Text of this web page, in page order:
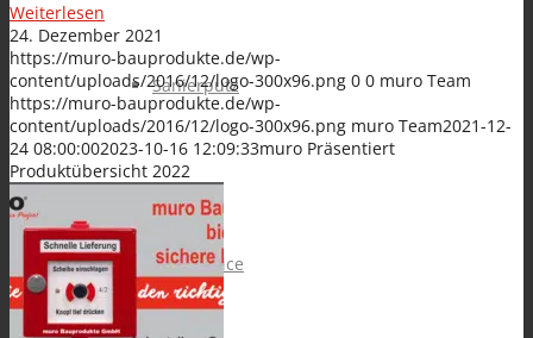
Sanierputz
Silo-Service
Weiterlesen
24. Dezember 2021
https://muro-bauprodukte.de/wp-
content/uploads/2016/12/logo-300x96.png 0 0 muro Team
https://muro-bauprodukte.de/wp-
content/uploads/2016/12/logo-300x96.png muro Team2021-12-
24 08:00:002023-10-16 12:09:33muro Präsentiert
Produktübersicht 2022